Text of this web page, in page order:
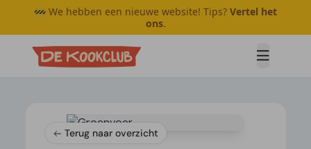
🚧 We hebben een nieuwe website! Tips? Vertel het
ons.
Open
Terug naar overzicht